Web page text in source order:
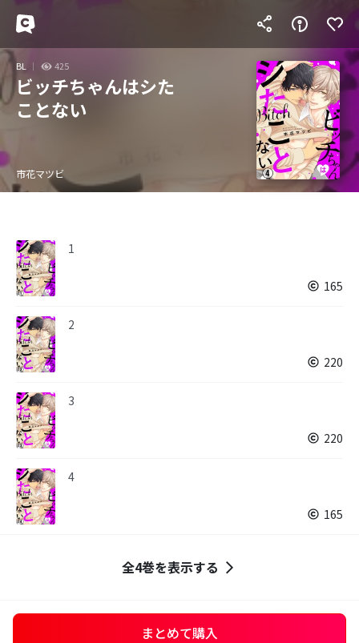
BL 425
ビッチちゃんはシた
ことない
市花マツビ
1
165
2
220
3
220
4
165
全4巻を表示する
まとめて購入